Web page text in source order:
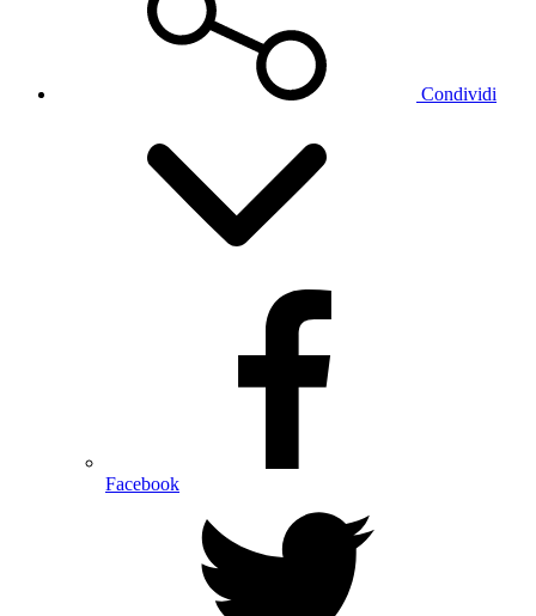
Condividi
Facebook